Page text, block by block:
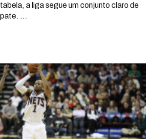
a liga segue um conjunto claro de
…